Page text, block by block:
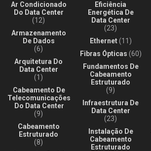
Ar Condicionado
Do Data Center
(12)
Armazenamento
De Dados
(6)
Arquitetura Do
Data Center
(1)
Cabeamento De
Telecomunicações
Do Data Center
(9)
Cabeamento
Estruturado
(8)
Eficiência
Energética De
Data Center
(23)
Ethernet(11)
Fibras Ópticas (60)
Fundamentos De
Cabeamento
Estruturado
(9)
Infraestrutura De
Data Center
(23)
Instalação De
Cabeamento
Estruturado